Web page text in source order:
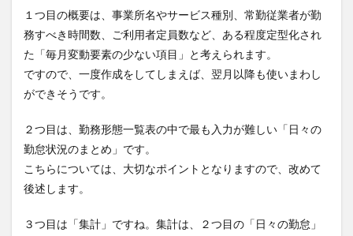
１つ目の概要は、事業所名やサービス種別、常勤従業者が勤
務すべき時間数、ご利用者定員数など、ある程度定型化され
た「毎月変動要素の少ない項目」と考えられます。
ですので、一度作成をしてしまえば、翌月以降も使いまわし
ができそうです。
２つ目は、勤務形態一覧表の中で最も入力が難しい「日々の
勤怠状況のまとめ」です。
こちらについては、大切なポイントとなりますので、改めて
後述します。
３つ目は「集計」ですね。集計は、２つ目の「日々の勤怠」